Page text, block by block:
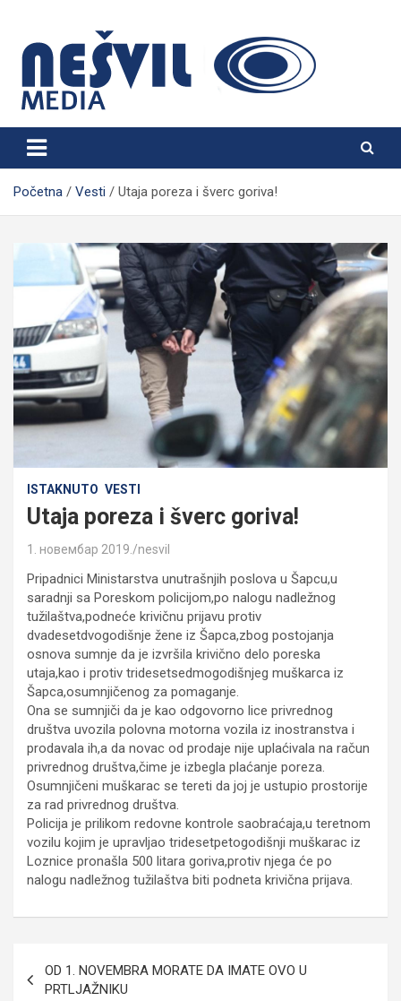
content
Nešvil Media Bogatić
Početna Vesti Utaja poreza i šverc goriva!
ISTAKNUTO VESTI
Utaja poreza i šverc goriva!
1. новембар 2019. nesvil
Pripadnici Ministarstva unutrašnjih poslova u Šapcu,u
saradnji sa Poreskom policijom,po nalogu nadležnog
tužilaštva,podneće krivičnu prijavu protiv
dvadesetdvogodišnje žene iz Šapca,zbog postojanja
osnova sumnje da je izvršila krivično delo poreska
utaja,kao i protiv tridesetsedmogodišnjeg muškarca iz
Šapca,osumnjičenog za pomaganje.
Ona se sumnjiči da je kao odgovorno lice privrednog
društva uvozila polovna motorna vozila iz inostranstva i
prodavala ih,a da novac od prodaje nije uplaćivala na račun
privrednog društva,čime je izbegla plaćanje poreza.
Osumnjičeni muškarac se tereti da joj je ustupio prostorije
za rad privrednog društva.
Policija je prilikom redovne kontrole saobraćaja,u teretnom
vozilu kojim je upravljao tridesetpetogodišnji muškarac iz
Loznice pronašla 500 litara goriva,protiv njega će po
nalogu nadležnog tužilaštva biti podneta krivična prijava.
чланка
OD 1. NOVEMBRA MORATE DA IMATE OVO U
PRTLJAŽNIKU